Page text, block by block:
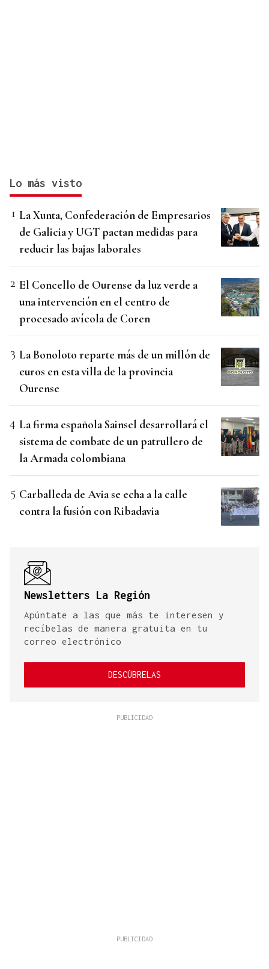
Lo más visto
La Xunta, Confederación de Empresarios
de Galicia y UGT pactan medidas para
reducir las bajas laborales
El Concello de Ourense da luz verde a
una intervención en el centro de
procesado avícola de Coren
La Bonoloto reparte más de un millón de
euros en esta villa de la provincia
Ourense
La firma española Sainsel desarrollará el
sistema de combate de un patrullero de
la Armada colombiana
Carballeda de Avia se echa a la calle
contra la fusión con Ribadavia
Newsletters La Región
Apúntate a las que más te interesen y
recíbelas de manera gratuita en tu
correo electrónico
DESCÚBRELAS